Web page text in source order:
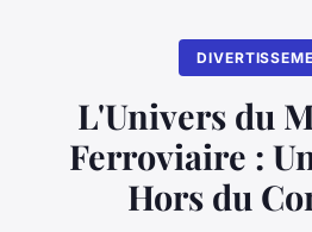
L'Univers du
Ferroviaire :
Hors du